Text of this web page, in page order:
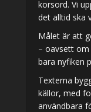
korsord. Vi
det alltid ska
Målet är att
– oavsett om
bara nyfiken
Texterna
källor, med
användbara